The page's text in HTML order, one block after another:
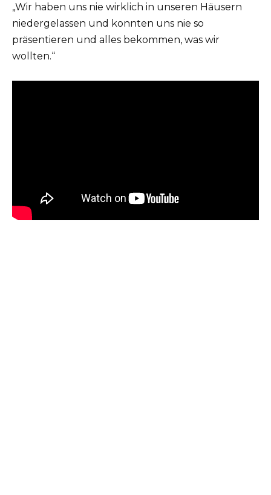
„Wir haben uns nie wirklich in unseren Häusern
niedergelassen und konnten uns nie so
präsentieren und alles bekommen, was wir
wollten.“